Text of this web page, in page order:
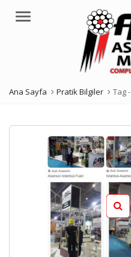
Menü
Ana Sayfa Pratik Bilgiler Tag -